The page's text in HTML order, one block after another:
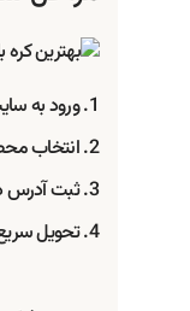
ورود به
انتخاب
ثبت آدرس
تحویل سریع درب